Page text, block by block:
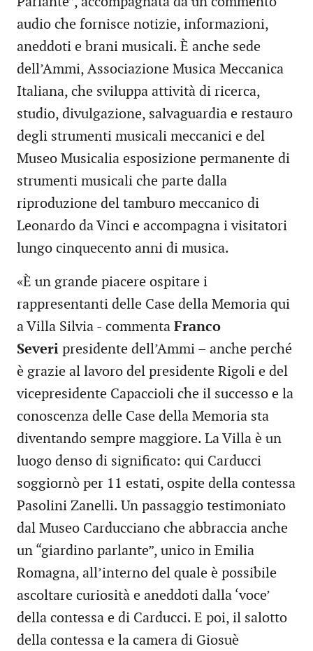
audio che fornisce notizie, informazioni,
aneddoti e brani musicali. È anche sede
dell’Ammi, Associazione Musica Meccanica
Italiana, che sviluppa attività di ricerca,
studio, divulgazione, salvaguardia e restauro
degli strumenti musicali meccanici e del
Museo Musicalia esposizione permanente di
strumenti musicali che parte dalla
riproduzione del tamburo meccanico di
Leonardo da Vinci e accompagna i visitatori
lungo cinquecento anni di musica.
«È un grande piacere ospitare i
rappresentanti delle Case della Memoria qui
a Villa Silvia - commenta Franco
Severi presidente dell’Ammi – anche perché
è grazie al lavoro del presidente Rigoli e del
vicepresidente Capaccioli che il successo e la
conoscenza delle Case della Memoria sta
diventando sempre maggiore. La Villa è un
luogo denso di significato: qui Carducci
soggiornò per 11 estati, ospite della contessa
Pasolini Zanelli. Un passaggio testimoniato
dal Museo Carducciano che abbraccia anche
un “giardino parlante”, unico in Emilia
Romagna, all’interno del quale è possibile
ascoltare curiosità e aneddoti dalla ‘voce’
della contessa e di Carducci. E poi, il salotto
della contessa e la camera di Giosuè